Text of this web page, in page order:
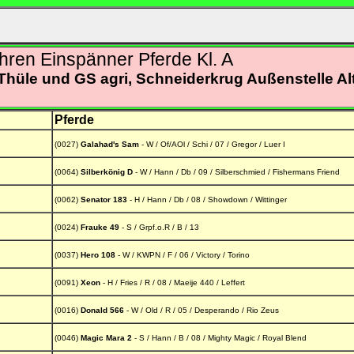
Einspänner Pferde Kl. A
und GS agri, Schneiderkrug Außenstelle
Pferde
(0027) Galahad's Sam - W / Of/AOl / Schi / 07 / Gregor / Luer I
(0064) Silberkönig D - W / Hann / Db / 09 / Silberschmied / Fishermans Friend
(0062) Senator 183 - H / Hann / Db / 08 / Showdown / Wittinger
(0024) Frauke 49 - S / Grpf.o.R / B / 13
(0037) Hero 108 - W / KWPN / F / 06 / Victory / Torino
(0091) Xeon - H / Fries / R / 08 / Maeije 440 / Leffert
(0016) Donald 566 - W / Old / R / 05 / Desperando / Rio Zeus
(0046) Magic Mara 2 - S / Hann / B / 08 / Mighty Magic / Royal Blend